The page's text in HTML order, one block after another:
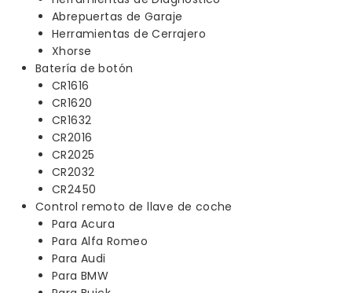
Abrepuertas de Garaje
Herramientas de Cerrajero
Xhorse
Batería de botón
CR1616
CR1620
CR1632
CR2016
CR2025
CR2032
CR2450
Control remoto de llave de coche
Para Acura
Para Alfa Romeo
Para Audi
Para BMW